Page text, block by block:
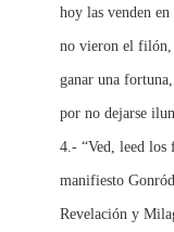
hoy las venden
no vieron el filón,
ganar una
por no dejarse
4.- “Ved, leed los
manifiesto
Revelación y